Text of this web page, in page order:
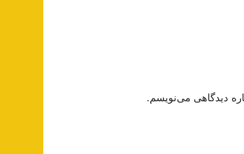
دیدگاهی می‌نویسم.